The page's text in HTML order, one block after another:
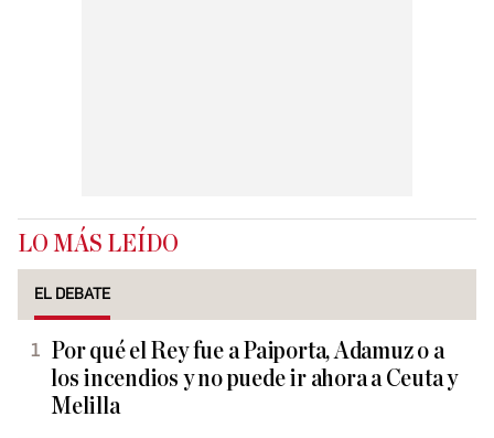
LO MÁS LEÍDO
EL DEBATE
Por qué el Rey fue a Paiporta, Adamuz o a
los incendios y no puede ir ahora a Ceuta y
Melilla